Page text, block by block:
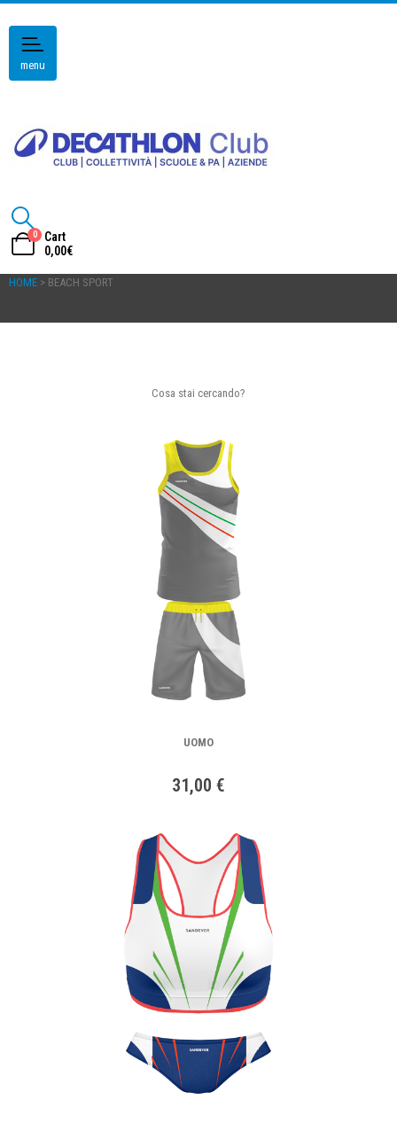
menu
0
Cart
0,00€
HOME > BEACH SPORT
Cosa stai cercando?
UOMO
31,00 €